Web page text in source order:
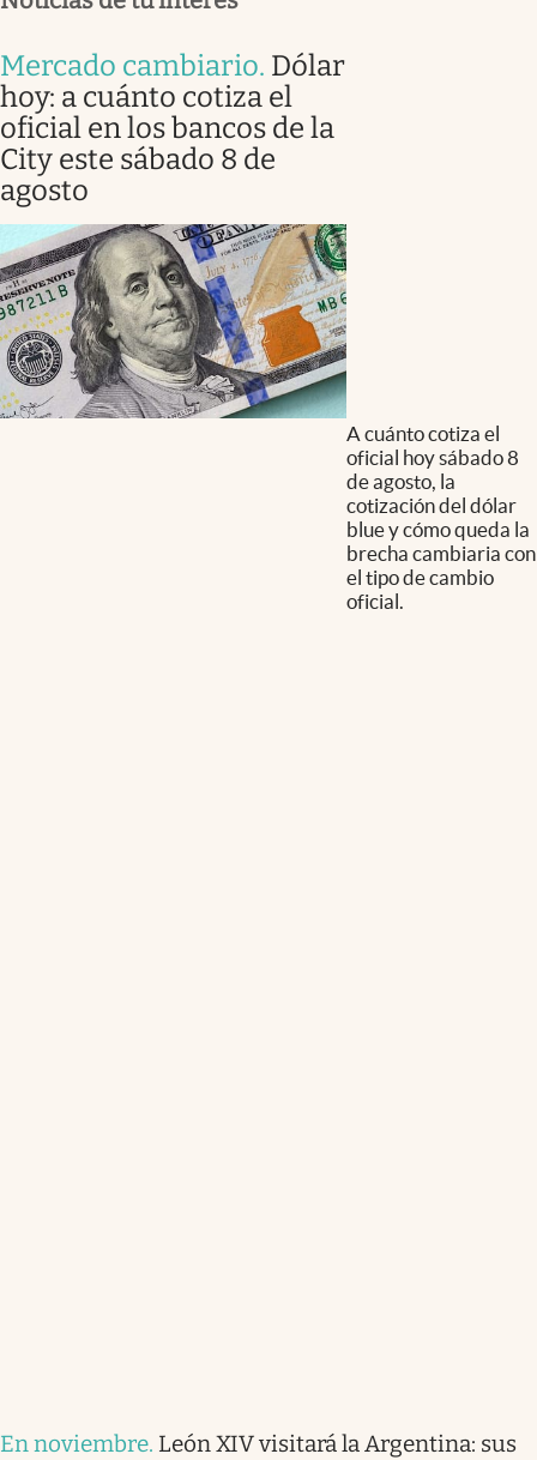
Mercado cambiario. Dólar
hoy: a cuánto cotiza el
oficial en los bancos de la
City este sábado 8 de
agosto
A cuánto cotiza el
oficial hoy sábado 8
de agosto, la
cotización del dólar
blue y cómo queda la
brecha cambiaria con
el tipo de cambio
oficial.
En noviembre. León XIV visitará la Argentina: sus